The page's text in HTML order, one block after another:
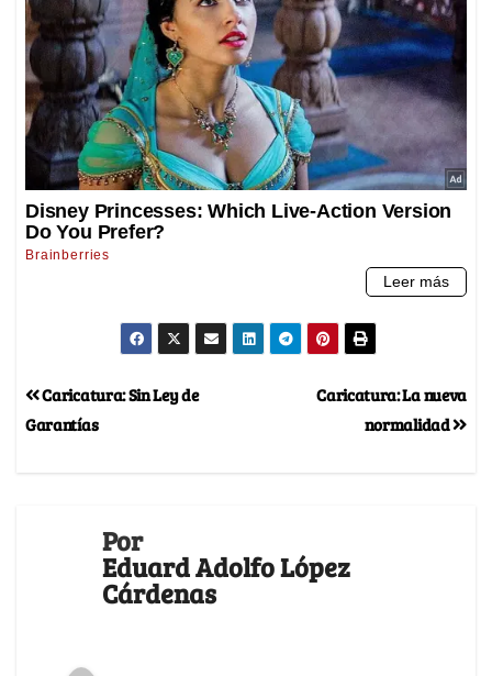
Caricatura: La nueva
normalidad
Caricatura: Sin Ley de
Garantías
Por
Eduard Adolfo López
Cárdenas